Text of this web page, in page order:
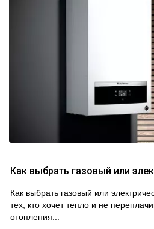
Как выбрать газовый или
Как выбрать газовый или
тех, кто хочет тепло и не
отопления...